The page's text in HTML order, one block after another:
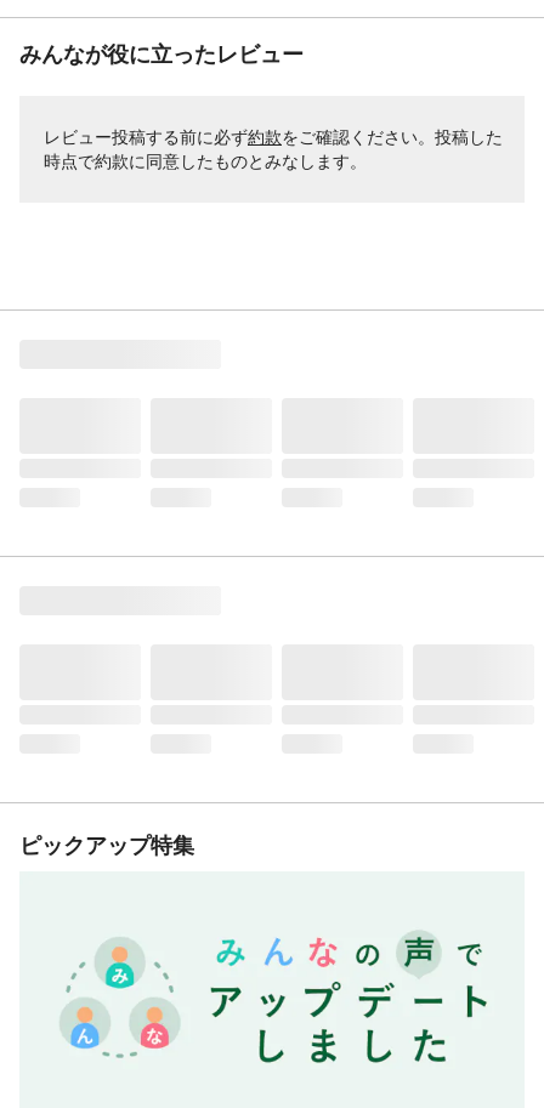
みんなが役に立ったレビュー
レビュー投稿する前に必ず約款をご確認ください。投稿した
時点で約款に同意したものとみなします。
ピックアップ特集